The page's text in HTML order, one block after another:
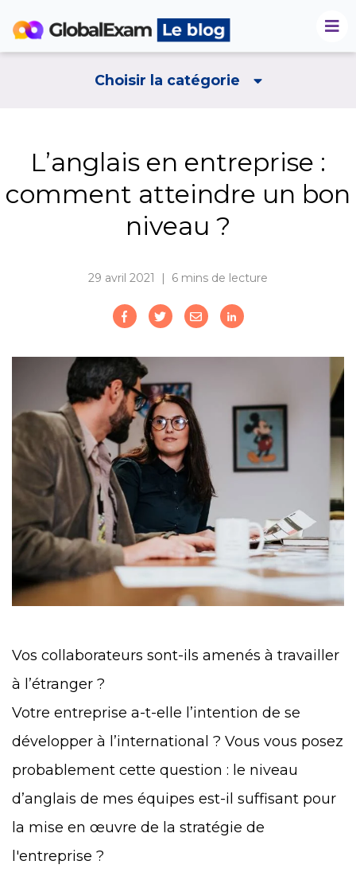
Choisir la catégorie
L’anglais en entreprise :
comment atteindre un bon
niveau ?
29 avril 2021 | 6 mins de lecture
Vos collaborateurs sont-ils amenés à travailler
à l’étranger ?
Votre entreprise a-t-elle l’intention de se
développer à l’international ? Vous vous posez
probablement cette question : le niveau
d’anglais de mes équipes est-il suffisant pour
la mise en œuvre de la stratégie de
l'entreprise ?